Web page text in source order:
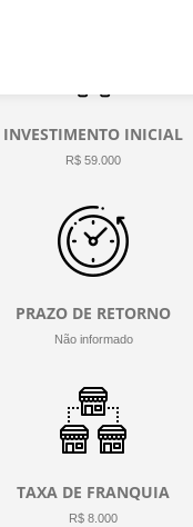
INVESTIMENTO INICIAL
R$ 59.000
PRAZO DE RETORNO
Não informado
TAXA DE FRANQUIA
R$ 8.000